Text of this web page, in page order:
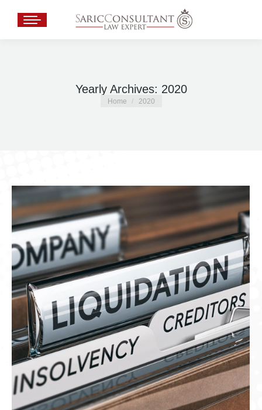
Yearly Archives: 2020
You are here:
Home 2020